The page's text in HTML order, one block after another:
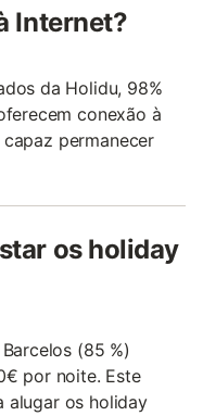
Internet?
da Holidu, 98%
conexão à
permanecer
os holiday
(85 %)
por noite. Este
alugar os holiday